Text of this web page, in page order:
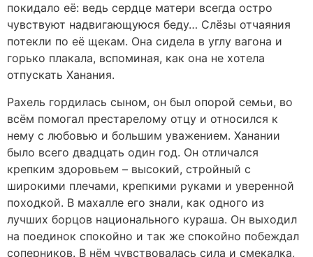
покидало её: ведь сердце матери всегда остро
чувствуют надвигающуюся беду… Слёзы отчаяния
потекли по её щекам. Она сидела в углу вагона и
горько плакала, вспоминая, как она не хотела
отпускать Ханания.
Рахель гордилась сыном, он был опорой семьи, во
всём помогал престарелому отцу и относился к
нему с любовью и большим уважением. Ханании
было всего двадцать один год. Он отличался
крепким здоровьем – высокий, стройный с
широкими плечами, крепкими руками и уверенной
походкой. В махалле его знали, как одного из
лучших борцов национального кураша. Он выходил
на поединок спокойно и так же спокойно побеждал
соперников. В нём чувствовалась сила и смекалка,